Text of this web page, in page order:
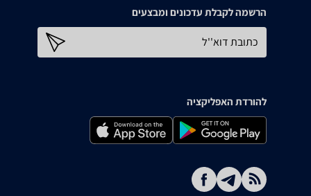
הרשמה לקבלת עדכונים ומבצעים
כתובת דוא''ל
להורדת האפליקציה